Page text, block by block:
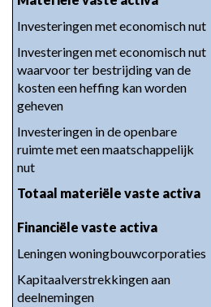
Investeringen met economisch nut
Investeringen met economisch nut
waarvoor ter bestrijding van de
kosten een heffing kan worden
geheven
Investeringen in de openbare
ruimte met een maatschappelijk
nut
Totaal materiële vaste activa
Financiële vaste activa
Leningen woningbouwcorporaties
Kapitaalverstrekkingen aan
deelnemingen